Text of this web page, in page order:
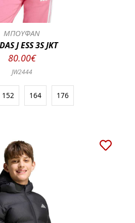
ΜΠΟΥΦΑΝ
J ESS 3S JKT
80.00€
JW2444
152 164 176